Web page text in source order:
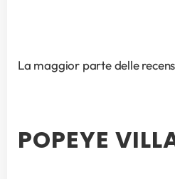
La maggior parte delle
POPEYE